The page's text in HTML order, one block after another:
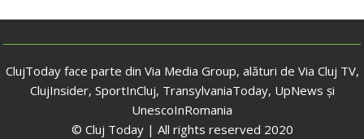
ClujToday face parte din Via Media Group, alături de Via Cluj TV,
ClujInsider, SportInCluj, TransylvaniaToday, UpNews și
UnescoInRomania
© Cluj Today | All rights reserved 2020